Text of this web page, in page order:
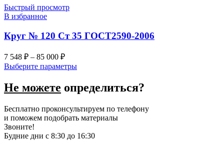
Быстрый просмотр
В избранное
Круг № 120 Ст 35 ГОСТ2590-2006
7 548 ₽ – 85 000 ₽
Выберите параметры
Не можете определиться?
Бесплатно проконсультируем по телефону
и поможем подобрать материалы
Звоните!
Будние дни с 8:30 до 16:30